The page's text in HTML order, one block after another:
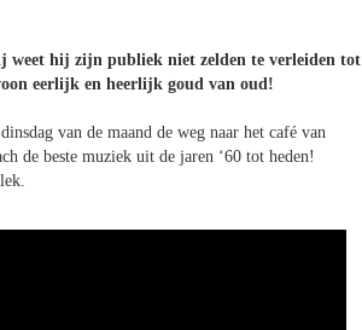
weet hij zijn publiek niet zelden te verleiden tot
eerlijk en heerlijk goud van oud!
van de maand de weg naar het café van
de beste muziek uit de jaren ‘60 tot heden!